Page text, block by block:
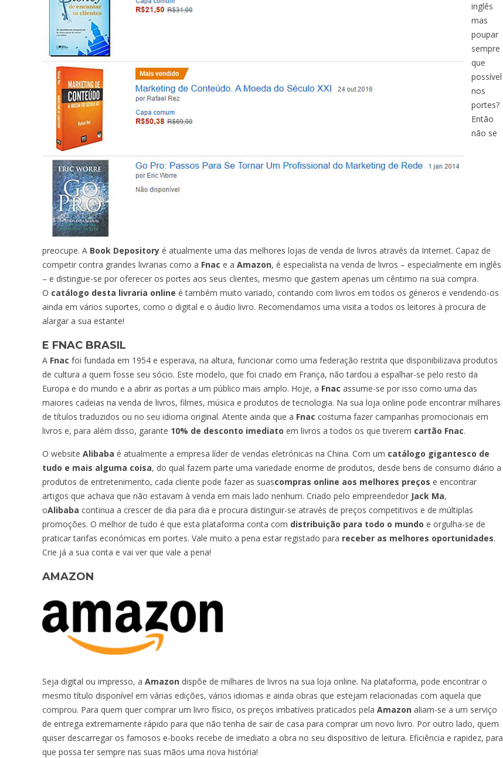
inglês
mas
poupar
sempre
que
possível
nos
portes?
Então
não se
preocupe. A Book Depository é atualmente uma das melhores lojas de venda de livros através da Internet. Capaz de
competir contra grandes livrarias como a Fnac e a Amazon, é especialista na venda de livros – especialmente em inglês
– e distingue-se por oferecer os portes aos seus clientes, mesmo que gastem apenas um cêntimo na sua compra.
O catálogo desta livraria online é também muito variado, contando com livros em todos os géneros e vendendo-os
ainda em vários suportes, como o digital e o áudio livro. Recomendamos uma visita a todos os leitores à procura de
alargar a sua estante!
E FNAC BRASIL
A Fnac foi fundada em 1954 e esperava, na altura, funcionar como uma federação restrita que disponibilizava produtos
de cultura a quem fosse seu sócio. Este modelo, que foi criado em França, não tardou a espalhar-se pelo resto da
Europa e do mundo e a abrir as portas a um público mais amplo. Hoje, a Fnac assume-se por isso como uma das
maiores cadeias na venda de livros, filmes, música e produtos de tecnologia. Na sua loja online pode encontrar milhares
de títulos traduzidos ou no seu idioma original. Atente ainda que a Fnac costuma fazer campanhas promocionais em
livros e, para além disso, garante 10% de desconto imediato em livros a todos os que tiverem cartão Fnac.
O website Alibaba é atualmente a empresa líder de vendas eletrónicas na China. Com um catálogo gigantesco de
tudo e mais alguma coisa, do qual fazem parte uma variedade enorme de produtos, desde bens de consumo diário a
produtos de entretenimento, cada cliente pode fazer as suascompras online aos melhores preços e encontrar
artigos que achava que não estavam à venda em mais lado nenhum. Criado pelo empreendedor Jack Ma,
oAlibaba continua a crescer de dia para dia e procura distinguir-se através de preços competitivos e de múltiplas
promoções. O melhor de tudo é que esta plataforma conta com distribuição para todo o mundo e orgulha-se de
praticar tarifas económicas em portes. Vale muito a pena estar registado para receber as melhores oportunidades.
Crie já a sua conta e vai ver que vale a pena!
AMAZON
Seja digital ou impresso, a Amazon dispõe de milhares de livros na sua loja online. Na plataforma, pode encontrar o
mesmo título disponível em várias edições, vários idiomas e ainda obras que estejam relacionadas com aquela que
comprou. Para quem quer comprar um livro físico, os preços imbatíveis praticados pela Amazon aliam-se a um serviço
de entrega extremamente rápido para que não tenha de sair de casa para comprar um novo livro. Por outro lado, quem
quiser descarregar os famosos e-books recebe de imediato a obra no seu dispositivo de leitura. Eficiência e rapidez, para
que possa ter sempre nas suas mãos uma nova história!